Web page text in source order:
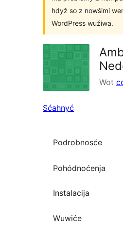
hdyž so z nowšimi
WordPress wužiwa.
Wot
Sćahnyć
Podrobnosće
Pohódnoćenja
Instalacija
Wuwiće